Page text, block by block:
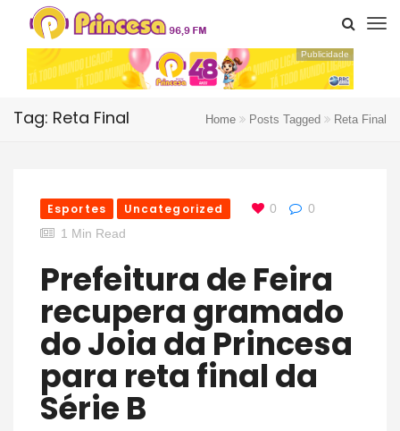
Publicidade
Tag: Reta Final Home Posts Tagged Reta Final
Esportes Uncategorized 0
0
1 Min Read
Prefeitura de Feira
recupera gramado
do Joia da Princesa
para reta final da
Série B